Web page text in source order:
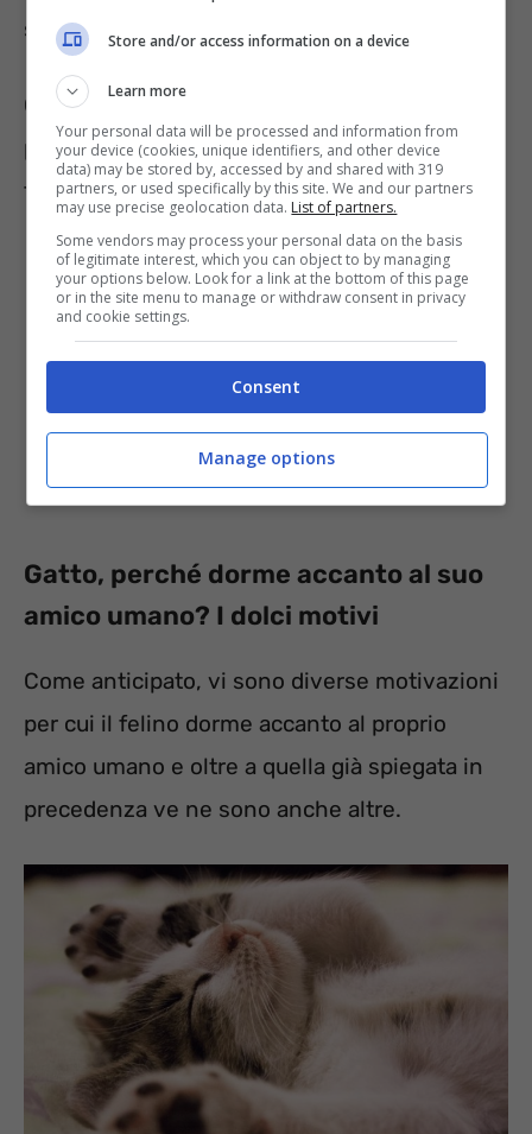
sempre le gambe del proprio amico umano.
Questa preferenza, però, non riguarda le
posizioni confortevoli ma altri fattori come la
tranquillità.
Gatto, perché dorme accanto al suo
amico umano? I dolci motivi
Come anticipato, vi sono diverse motivazioni
per cui il felino dorme accanto al proprio
amico umano e oltre a quella già spiegata in
precedenza ve ne sono anche altre.
Store and/or access information on a device
Learn more
Your personal data will be processed and information from
your device (cookies, unique identifiers, and other device
data) may be stored by, accessed by and shared with 319
partners, or used specifically by this site. We and our partners
may use precise geolocation data. List of partners.
Some vendors may process your personal data on the basis
of legitimate interest, which you can object to by managing
your options below. Look for a link at the bottom of this page
or in the site menu to manage or withdraw consent in privacy
and cookie settings.
Consent
Manage options